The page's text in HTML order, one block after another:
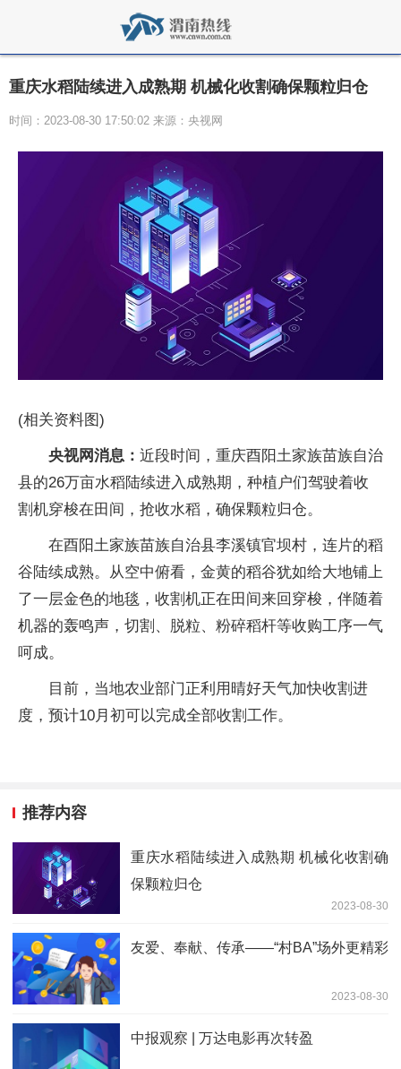
重庆水稻陆续进入成熟期 机械化收割确保颗粒归仓
时间：2023-08-30 17:50:02 来源：央视网
(相关资料图)
央视网消息： 近段时间，重庆酉阳土家族苗族自治
县的26万亩水稻陆续进入成熟期，种植户们驾驶着收
割机穿梭在田间，抢收水稻，确保颗粒归仓。
在酉阳土家族苗族自治县李溪镇官坝村，连片的稻
谷陆续成熟。从空中俯看，金黄的稻谷犹如给大地铺上
了一层金色的地毯，收割机正在田间来回穿梭，伴随着
机器的轰鸣声，切割、脱粒、粉碎稻杆等收购工序一气
呵成。
目前，当地农业部门正利用晴好天气加快收割进
度，预计10月初可以完成全部收割工作。
推荐内容
重庆水稻陆续进入成熟期 机械化收割确
保颗粒归仓
2023-08-30
友爱、奉献、传承——“村BA”场外更精彩
2023-08-30
中报观察 | 万达电影再次转盈